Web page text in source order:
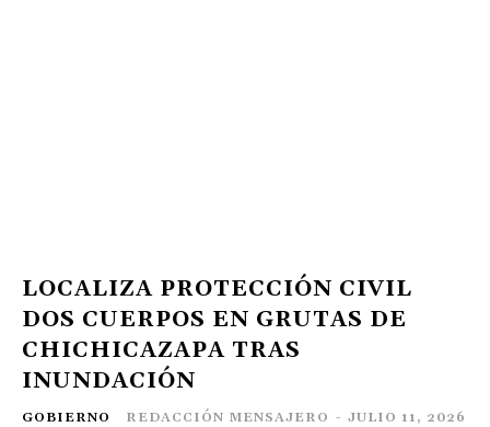
LOCALIZA PROTECCIÓN CIVIL
DOS CUERPOS EN GRUTAS DE
CHICHICAZAPA TRAS
INUNDACIÓN
GOBIERNO REDACCIÓN MENSAJERO - JULIO 11, 2026